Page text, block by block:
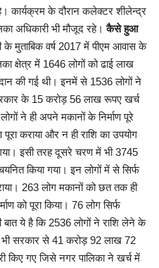
कार्यक्रम के दौरान कलेक्टर शीलेन्द्र
अधिकारी भी मौजूद रहे।कैसे हुआ
के मुताबिक वर्ष 2017 में पीएम आवास के
क्षेत्र में 1646 लोगों को ढाई लाख
की गई थी। इनमें से 1536 लोगों ने
के 15 करोड़ 56 लाख रूपए खर्च
ने ही अपने मकानों के निर्माण पूरे
कराया और न ही राशि का उपयोग
इसी तरह दूसरे चरण में भी 3745
किया गया। इन लोगों में से सिर्फ
263 लोग मकानों को छत तक ही
को पूरा किया। 76 लोग सिर्फ
ये है कि 2536 लोगों ने राशि लेने के
सरकार से 41 करोड़ 92 लाख 72
किए गए जिसे नगर पालिका ने खर्च में